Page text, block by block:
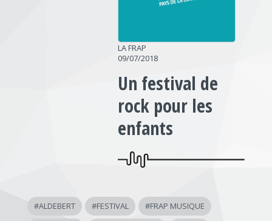
LA FRAP
09/07/2018
Un festival de
rock pour les
enfants
#ALDEBERT #FESTIVAL #FRAP MUSIQUE